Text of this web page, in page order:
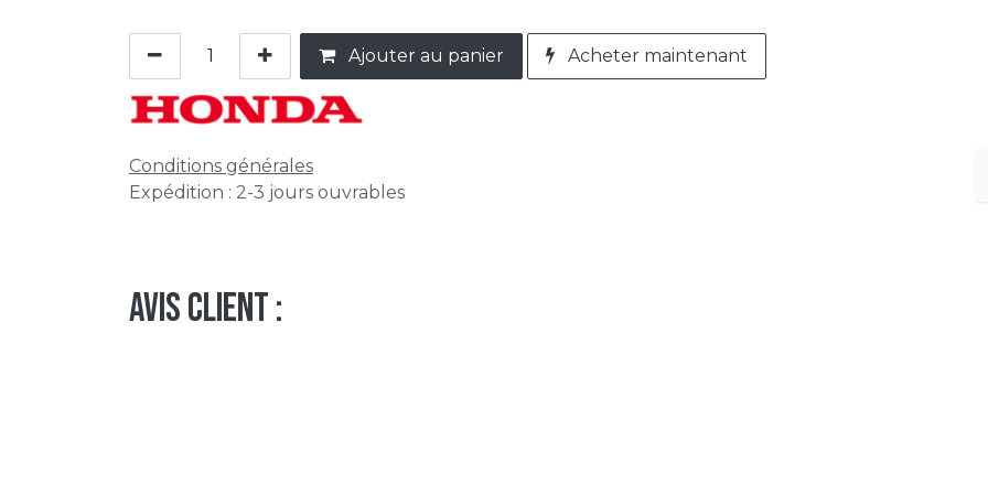
Ajouter au panier Acheter maintenant
Conditions générales
Expédition : 2-3 jours ouvrables
Avis client :